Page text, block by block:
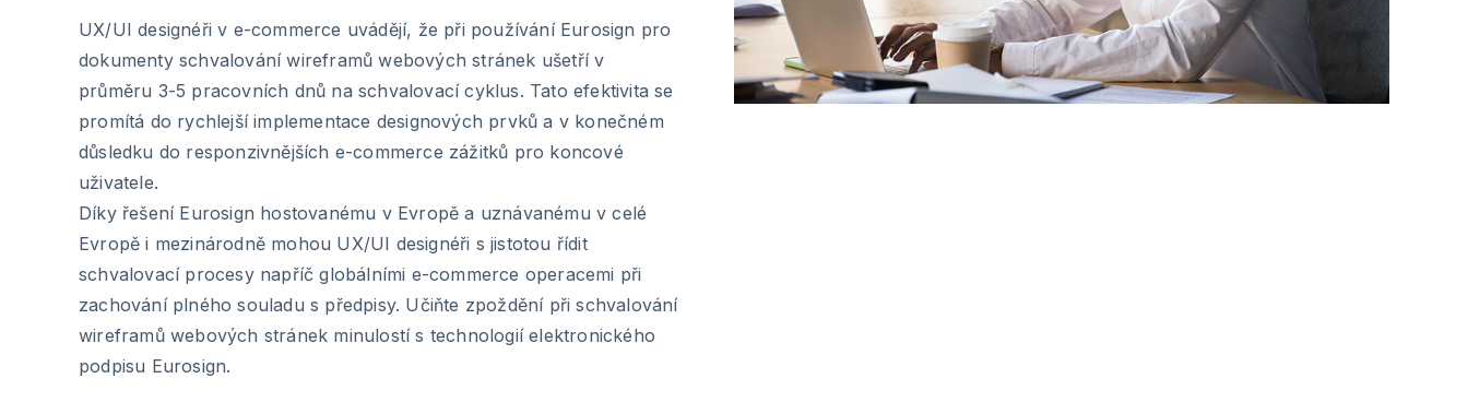
UX/UI designéři v e-commerce uvádějí, že při používání Eurosign pro
dokumenty schvalování wireframů webových stránek ušetří v
průměru 3-5 pracovních dnů na schvalovací cyklus. Tato efektivita se
promítá do rychlejší implementace designových prvků a v konečném
důsledku do responzivnějších e-commerce zážitků pro koncové
uživatele.
Díky řešení Eurosign hostovanému v Evropě a uznávanému v celé
Evropě i mezinárodně mohou UX/UI designéři s jistotou řídit
schvalovací procesy napříč globálními e-commerce operacemi při
zachování plného souladu s předpisy. Učiňte zpoždění při schvalování
wireframů webových stránek minulostí s technologií elektronického
podpisu Eurosign.